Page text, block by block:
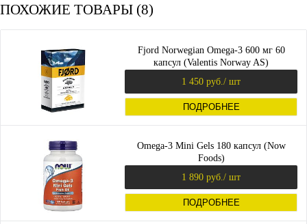
ПОХОЖИЕ ТОВАРЫ (8)
Fjord Norwegian Omega-3 600 мг 60
капсул (Valentis Norway AS)
1 450 руб. / шт
ПОДРОБНЕЕ
Omega-3 Mini Gels 180 капсул (Now
Foods)
1 890 руб. / шт
ПОДРОБНЕЕ